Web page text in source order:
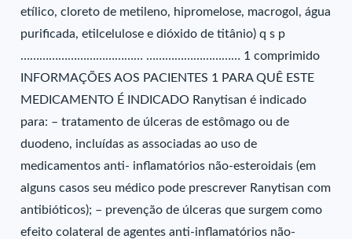
etílico, cloreto de metileno, hipromelose, macrogol, água
purificada, etilcelulose e dióxido de titânio) q s p
………………………………… ………………………… 1 comprimido
INFORMAÇÕES AOS PACIENTES 1 PARA QUÊ ESTE
MEDICAMENTO É INDICADO Ranytisan é indicado
para: – tratamento de úlceras de estômago ou de
duodeno, incluídas as associadas ao uso de
medicamentos anti- inflamatórios não-esteroidais (em
alguns casos seu médico pode prescrever Ranytisan com
antibióticos); – prevenção de úlceras que surgem como
efeito colateral de agentes anti-inflamatórios não-